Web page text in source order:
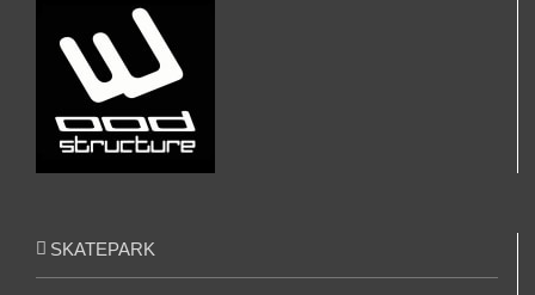
SKATEPARK